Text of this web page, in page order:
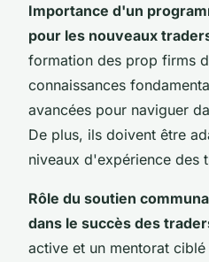
Importance d'un
pour les nouveaux
formation des prop firms
connaissances
avancées pour naviguer
De plus, ils doivent être
niveaux d'expérience des
Rôle du soutien
dans le succès des
active et un mentorat